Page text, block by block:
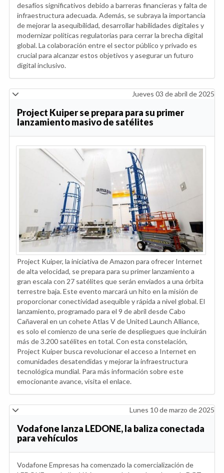
desafíos significativos debido a barreras financieras y falta de
infraestructura adecuada. Además, se subraya la importancia
de mejorar la asequibilidad, desarrollar habilidades digitales y
modernizar políticas regulatorias para cerrar la brecha digital
global. La colaboración entre el sector público y privado es
crucial para alcanzar estos objetivos y asegurar un futuro
digital inclusivo.
Jueves 03 de abril de 2025
Project Kuiper se prepara para su primer
lanzamiento masivo de satélites
Project Kuiper, la iniciativa de Amazon para ofrecer Internet
de alta velocidad, se prepara para su primer lanzamiento a
gran escala con 27 satélites que serán enviados a una órbita
terrestre baja. Este evento marcará un hito en la misión de
proporcionar conectividad asequible y rápida a nivel global. El
lanzamiento, programado para el 9 de abril desde Cabo
Cañaveral en un cohete Atlas V de United Launch Alliance,
es solo el comienzo de una serie de despliegues que incluirán
más de 3.200 satélites en total. Con esta constelación,
Project Kuiper busca revolucionar el acceso a Internet en
comunidades desatendidas y mejorar la infraestructura
tecnológica mundial. Para más información sobre este
emocionante avance, visita el enlace.
Lunes 10 de marzo de 2025
Vodafone lanza LEDONE, la baliza conectada
para vehículos
Vodafone Empresas ha comenzado la comercialización de